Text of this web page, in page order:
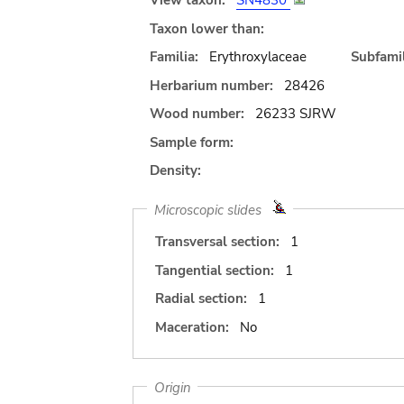
Taxon lower than:
Familia:
Erythroxylaceae
Herbarium number:
28426
Wood number:
26233 SJRW
Sample form:
Density:
Microscopic slides
Transversal section:
1
Tangential section:
1
Radial section:
1
Maceration:
No
Origin